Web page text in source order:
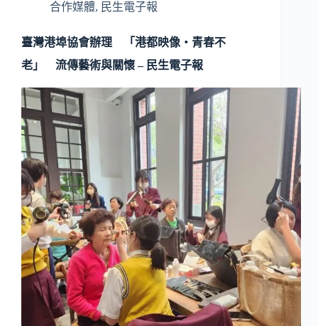
合作媒體, 民生電子報
臺灣港埠協會辦理 「港都映像‧青春不
老」 流傳藝術與關懷 – 民生電子報